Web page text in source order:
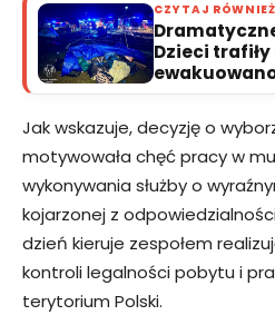
CZYTAJ RÓWNIEŻ
Dzieci trafiły
Jak wskazuje, decyzję o
motywowała chęć pracy w
wykonywania służby o
kojarzonej z
dzień kieruje zespołem
kontroli legalności pobytu i
terytorium Polski.